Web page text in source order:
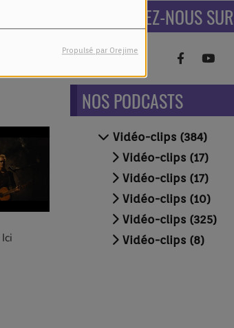
Propulsé par Orejime
RETROUVEZ-NOUS SUR
NOS PODCASTS
Vidéo-clips (384)
Vidéo-clips (17)
Vidéo-clips (17)
Vidéo-clips (10)
Vidéo-clips (325)
Vidéo-clips (8)